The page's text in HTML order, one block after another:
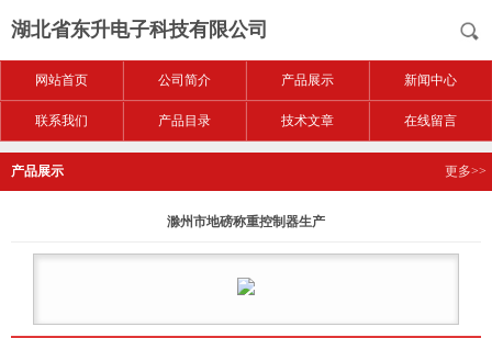
湖北省东升电子科技有限公司
网站首页 公司简介 产品展示 新闻中心
联系我们 产品目录 技术文章 在线留言
产品展示 更多>>
滁州市地磅称重控制器生产